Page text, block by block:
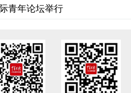
青年论坛举行